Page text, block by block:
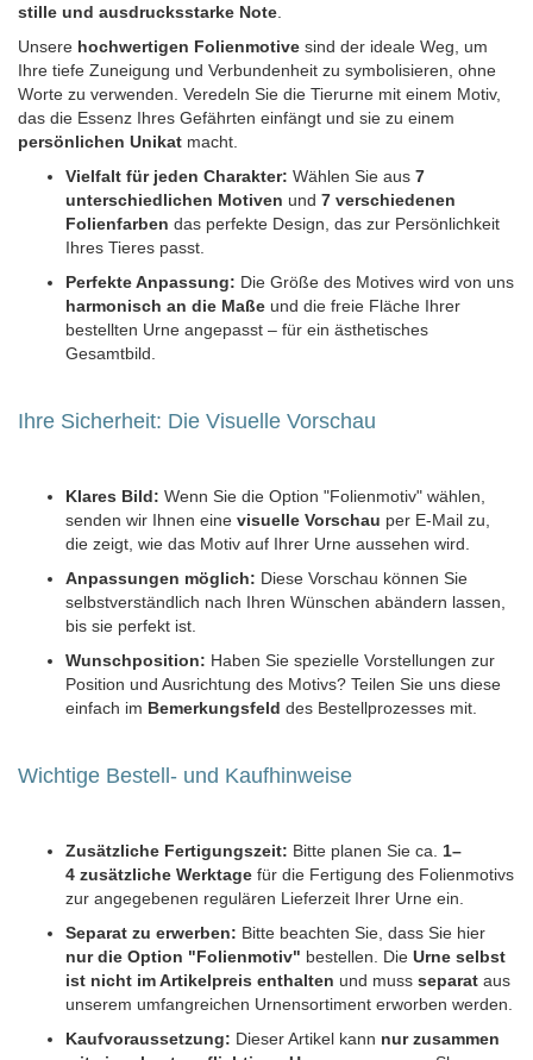
stille und ausdrucksstarke Note.
Unsere hochwertigen Folienmotive sind der ideale Weg, um
Ihre tiefe Zuneigung und Verbundenheit zu symbolisieren, ohne
Worte zu verwenden. Veredeln Sie die Tierurne mit einem Motiv,
das die Essenz Ihres Gefährten einfängt und sie zu einem
persönlichen Unikat macht.
Vielfalt für jeden Charakter: Wählen Sie aus 7
unterschiedlichen Motiven und 7 verschiedenen
Folienfarben das perfekte Design, das zur Persönlichkeit
Ihres Tieres passt.
Perfekte Anpassung: Die Größe des Motives wird von uns
harmonisch an die Maße und die freie Fläche Ihrer
bestellten Urne angepasst – für ein ästhetisches
Gesamtbild.
Ihre Sicherheit: Die Visuelle Vorschau
Klares Bild: Wenn Sie die Option "Folienmotiv" wählen,
senden wir Ihnen eine visuelle Vorschau per E-Mail zu,
die zeigt, wie das Motiv auf Ihrer Urne aussehen wird.
Anpassungen möglich: Diese Vorschau können Sie
selbstverständlich nach Ihren Wünschen abändern lassen,
bis sie perfekt ist.
Wunschposition: Haben Sie spezielle Vorstellungen zur
Position und Ausrichtung des Motivs? Teilen Sie uns diese
einfach im Bemerkungsfeld des Bestellprozesses mit.
Wichtige Bestell- und Kaufhinweise
Zusätzliche Fertigungszeit: Bitte planen Sie ca. 1–
4 zusätzliche Werktage für die Fertigung des Folienmotivs
zur angegebenen regulären Lieferzeit Ihrer Urne ein.
Separat zu erwerben: Bitte beachten Sie, dass Sie hier
nur die Option "Folienmotiv" bestellen. Die Urne selbst
ist nicht im Artikelpreis enthalten und muss separat aus
unserem umfangreichen Urnensortiment erworben werden.
Kaufvoraussetzung: Dieser Artikel kann nur zusammen